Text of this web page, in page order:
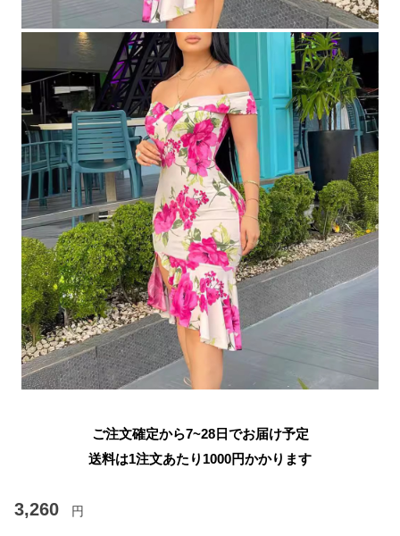
ご注文確定から7~28日でお届け予定
送料は1注文あたり 1000円かかります
3,260 円